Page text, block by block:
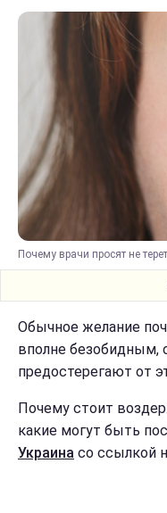
Почему врачи просят не
Обычное желание
вполне безобидным,
предостерегают от
Почему стоит
какие могут быть
Украина со ссылкой